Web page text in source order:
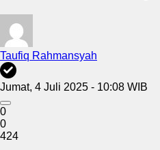
Taufiq Rahmansyah
Jumat, 4 Juli 2025 - 10:08 WIB
0
0
424